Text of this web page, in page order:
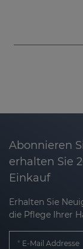
Abonnieren
erhalten Sie
Einkauf
Erhalten Sie
die Pflege Ihrer
E-Mail Addresse